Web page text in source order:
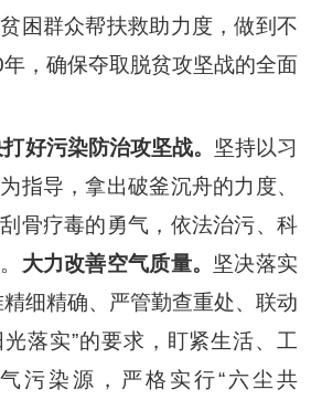
困群众帮扶救助力度，做到不
年，确保夺取脱贫攻坚战的全面
好污染防治攻坚战。 坚持以习
指导，拿出破釜沉舟的力度、
骨疗毒的勇气，依法治污、科
大力改善空气质量。 坚决落实
细精确、严管勤查重处、联动
落实”的要求，盯紧生活、工
污染源，严格实行“六尘共